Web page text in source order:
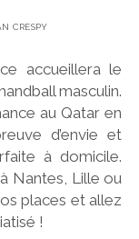
CRESPY
accueillera le
masculin.
au Qatar en
d’envie et
à domicile.
Nantes, Lille ou
places et allez
!